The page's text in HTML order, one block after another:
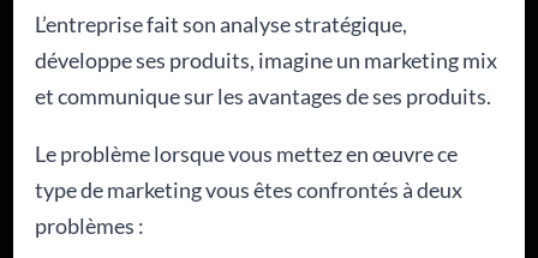
L’entreprise fait son analyse stratégique,
développe ses produits, imagine un marketing mix
et communique sur les avantages de ses produits.
Le problème lorsque vous mettez en œuvre ce
type de marketing vous êtes confrontés à deux
problèmes :